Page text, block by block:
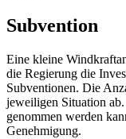
Subvention
Eine kleine
die Regierung die
Subventionen. Die
jeweiligen Situation
genommen werden
Genehmigung.